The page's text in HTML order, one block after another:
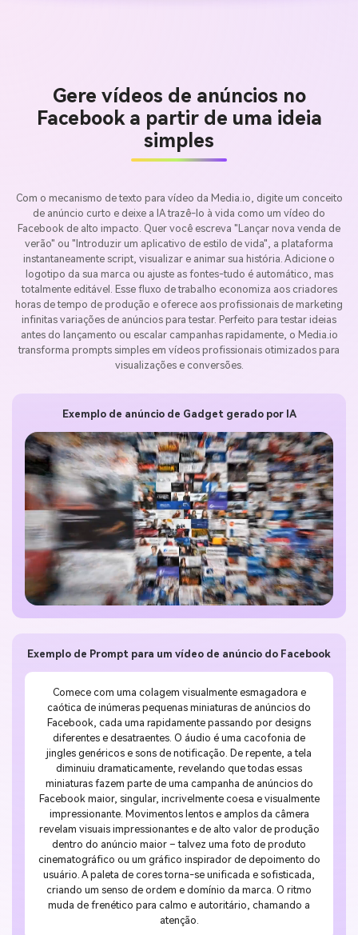
Gere vídeos de anúncios no
Facebook a partir de uma ideia
simples
Com o mecanismo de texto para vídeo da Media.io, digite um conceito
de anúncio curto e deixe a IA trazê-lo à vida como um vídeo do
Facebook de alto impacto. Quer você escreva "Lançar nova venda de
verão" ou "Introduzir um aplicativo de estilo de vida", a plataforma
instantaneamente script, visualizar e animar sua história. Adicione o
logotipo da sua marca ou ajuste as fontes-tudo é automático, mas
totalmente editável. Esse fluxo de trabalho economiza aos criadores
horas de tempo de produção e oferece aos profissionais de marketing
infinitas variações de anúncios para testar. Perfeito para testar ideias
antes do lançamento ou escalar campanhas rapidamente, o Media.io
transforma prompts simples em vídeos profissionais otimizados para
visualizações e conversões.
Exemplo de Prompt para um vídeo de anúncio do Facebook
Comece com uma colagem visualmente esmagadora e
caótica de inúmeras pequenas miniaturas de anúncios do
Facebook, cada uma rapidamente passando por designs
diferentes e desatraentes. O áudio é uma cacofonia de
jingles genéricos e sons de notificação. De repente, a tela
diminuiu dramaticamente, revelando que todas essas
miniaturas fazem parte de uma campanha de anúncios do
Facebook maior, singular, incrivelmente coesa e visualmente
impressionante. Movimentos lentos e amplos da câmera
revelam visuais impressionantes e de alto valor de produção
dentro do anúncio maior – talvez uma foto de produto
cinematográfico ou um gráfico inspirador de depoimento do
usuário. A paleta de cores torna-se unificada e sofisticada,
criando um senso de ordem e domínio da marca. O ritmo
muda de frenético para calmo e autoritário, chamando a
atenção.
Exemplo de anúncio de Gadget gerado por IA